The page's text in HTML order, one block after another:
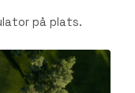
på plats.